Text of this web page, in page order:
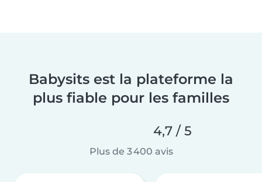
Babysits est la plateforme la
plus fiable pour les familles
4,7 / 5
Plus de 3 400 avis